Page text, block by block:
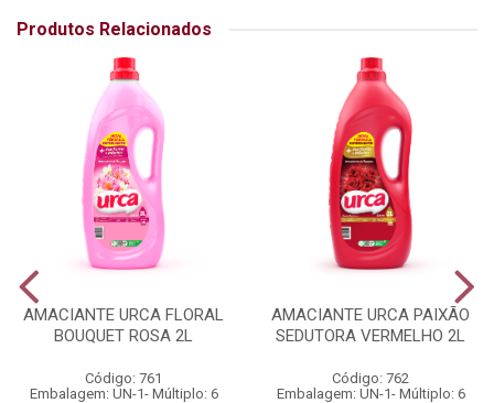
Produtos Relacionados
AMACIANTE URCA FLORAL
BOUQUET ROSA 2L
Código: 761
Embalagem: UN-1- Múltiplo: 6
AMACIANTE URCA PAIXÃO
SEDUTORA VERMELHO 2L
Código: 762
Embalagem: UN-1- Múltiplo: 6